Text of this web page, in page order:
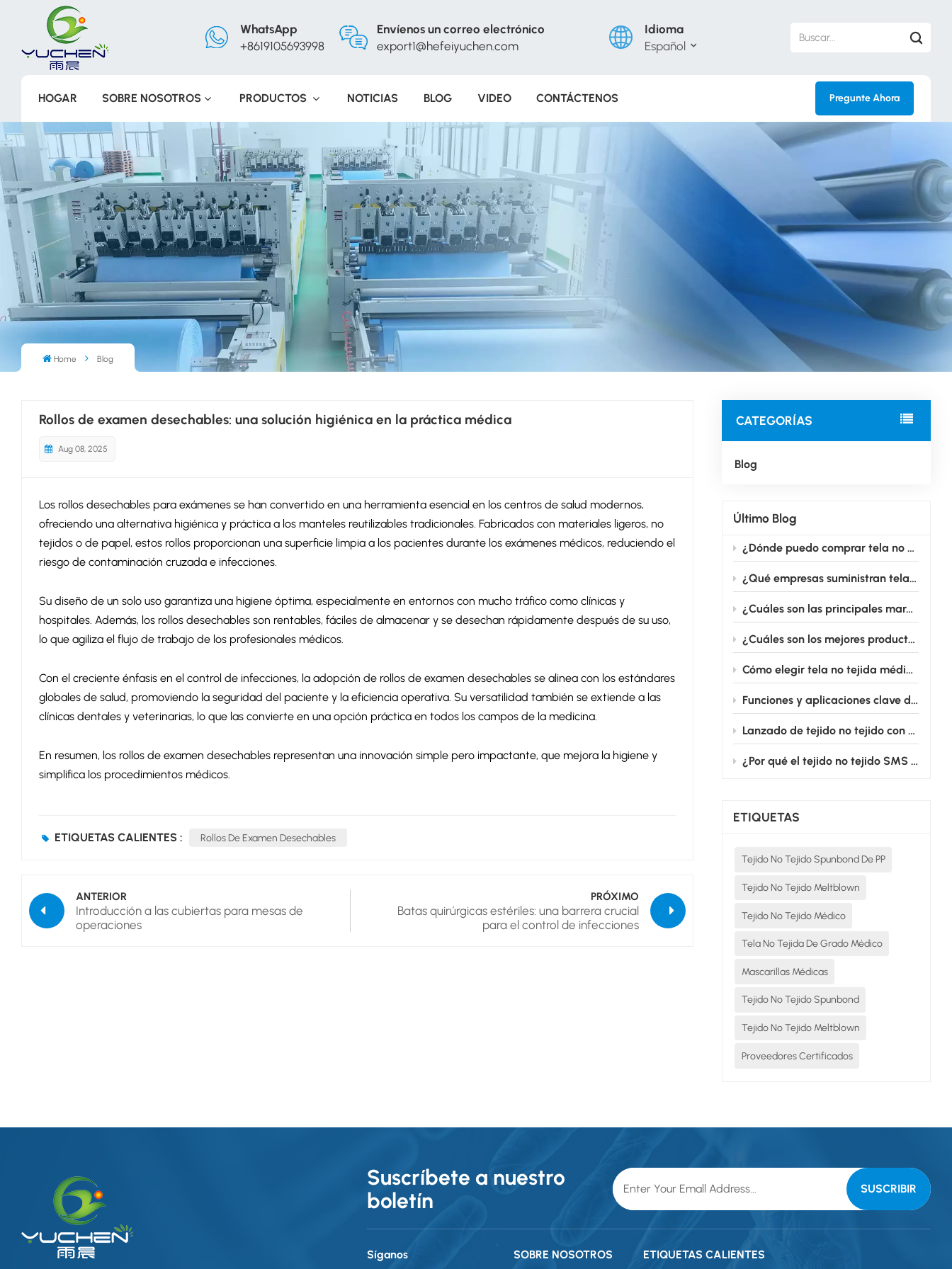
WhatsApp
+8619105693998
Envíenos un correo electrónico
export1@hefeiyuchen.com
Idioma
Español
English
عربي
HOGAR SOBRE NOSOTROS PRODUCTOS NOTICIAS BLOG VIDEO CONTÁCTENOS Pregunte Ahora
Home Blog
CATEGORÍAS
Blog
Último Blog
¿Dónde puedo comprar tela no tejida médica adecuada para la producción de mascarillas?
¿Qué empresas suministran tela no tejida para uso médico en grandes cantidades?
¿Cuáles son las principales marcas que fabrican telas no tejidas para uso médico?
¿Cuáles son los mejores productos de tela no tejida para uso médico destinados a batas quirúrgicas?
Cómo elegir tela no tejida médica para productos médicos desechables
Funciones y aplicaciones clave de los campos quirúrgicos fenestrados cardiovasculares
Lanzado de tejido no tejido con película de PE: Desde el quirófano hasta la cama de enfermería, salvaguardando silenciosamente la seguridad médica.
¿Por qué el tejido no tejido SMS es el estándar de oro para las batas quirúrgicas desechables?
ETIQUETAS
Tejido No Tejido Spunbond De PP
Tejido No Tejido Meltblown
Tejido No Tejido Médico
Tela No Tejida De Grado Médico
Mascarillas Médicas
Tejido No Tejido Spunbond
Tejido No Tejido Meltblown
Proveedores Certificados
Rollos de examen desechables: una solución higiénica en la práctica médica
Aug 08, 2025
Los rollos desechables para exámenes se han convertido en una herramienta esencial en los centros de salud modernos,
ofreciendo una alternativa higiénica y práctica a los manteles reutilizables tradicionales. Fabricados con materiales ligeros, no
tejidos o de papel, estos rollos proporcionan una superficie limpia a los pacientes durante los exámenes médicos, reduciendo el
riesgo de contaminación cruzada e infecciones.
Su diseño de un solo uso garantiza una higiene óptima, especialmente en entornos con mucho tráfico como clínicas y
hospitales. Además, los rollos desechables son rentables, fáciles de almacenar y se desechan rápidamente después de su uso,
lo que agiliza el flujo de trabajo de los profesionales médicos.
Con el creciente énfasis en el control de infecciones, la adopción de rollos de examen desechables se alinea con los estándares
globales de salud, promoviendo la seguridad del paciente y la eficiencia operativa. Su versatilidad también se extiende a las
clínicas dentales y veterinarias, lo que las convierte en una opción práctica en todos los campos de la medicina.
En resumen, los rollos de examen desechables representan una innovación simple pero impactante, que mejora la higiene y
simplifica los procedimientos médicos.
ETIQUETAS CALIENTES : Rollos De Examen Desechables
ANTERIOR
Introducción a las cubiertas para mesas de
operaciones
PRÓXIMO
Batas quirúrgicas estériles: una barrera crucial
para el control de infecciones
Suscríbete a nuestro
boletín
Síganos SOBRE NOSOTROS ETIQUETAS CALIENTES